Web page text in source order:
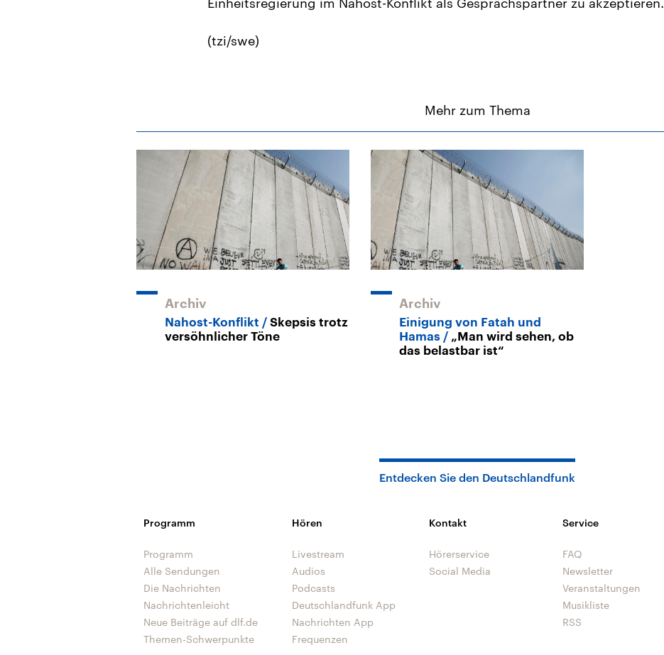
(tzi/swe)
Mehr zum Thema
Archiv
Nahost-Konflikt
Skepsis trotz
versöhnlicher Töne
Archiv
Einigung von Fatah und
Hamas
„Man wird sehen, ob
das belastbar ist“
Entdecken Sie den Deutschlandfunk
Programm
Programm
Alle Sendungen
Die Nachrichten
Nachrichtenleicht
Neue Beiträge auf dlf.de
Themen-Schwerpunkte
Hören
Livestream
Audios
Podcasts
Deutschlandfunk App
Nachrichten App
Frequenzen
Kontakt
Hörerservice
Social Media
Service
FAQ
Newsletter
Veranstaltungen
Musikliste
RSS